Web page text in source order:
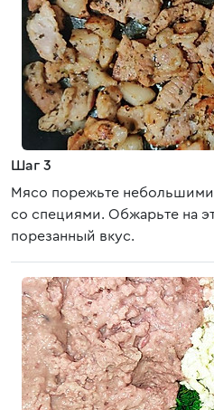
Шаг 3
Мясо порежьте
со специями. Обжарьте на
порезанный вкус.